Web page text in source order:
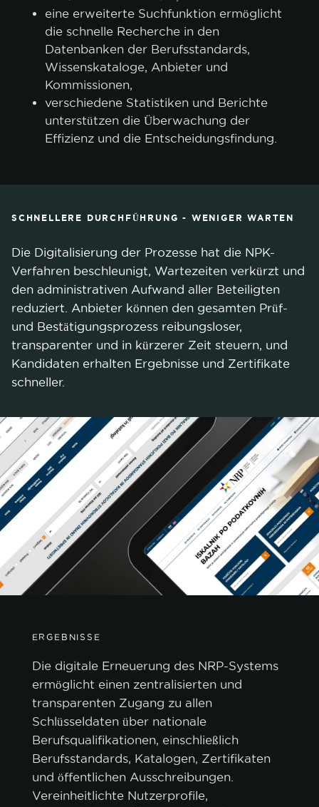
eine erweiterte Suchfunktion ermöglicht
die schnelle Recherche in den
Datenbanken der Berufsstandards,
Wissenskataloge, Anbieter und
Kommissionen,
verschiedene Statistiken und Berichte
unterstützen die Überwachung der
Effizienz und die Entscheidungsfindung.
SCHNELLERE DURCHFÜHRUNG - WENIGER WARTEN
Die Digitalisierung der Prozesse hat die NPK-
Verfahren beschleunigt, Wartezeiten verkürzt und
den administrativen Aufwand aller Beteiligten
reduziert. Anbieter können den gesamten Prüf-
und Bestätigungsprozess reibungsloser,
transparenter und in kürzerer Zeit steuern, und
Kandidaten erhalten Ergebnisse und Zertifikate
schneller.
ERGEBNISSE
Die digitale Erneuerung des NRP-Systems
ermöglicht einen zentralisierten und
transparenten Zugang zu allen
Schlüsseldaten über nationale
Berufsqualifikationen, einschließlich
Berufsstandards, Katalogen, Zertifikaten
und öffentlichen Ausschreibungen.
Vereinheitlichte Nutzerprofile,